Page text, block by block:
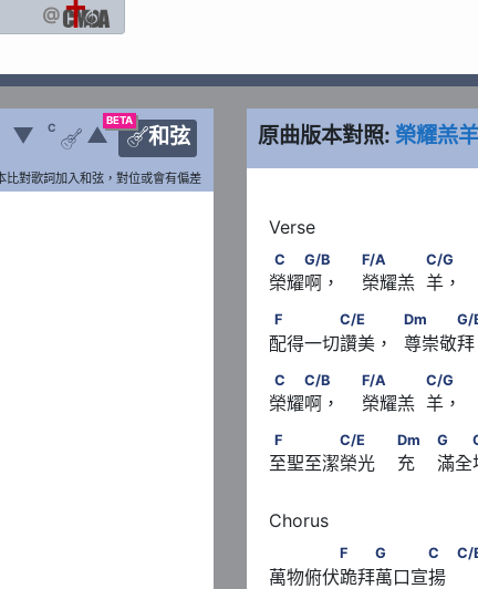
@
BETA
和弦
▼ C
 ▲ 原曲版本對照: 榮耀羔羊
比對歌詞加入和弦，對位或會有偏差
C/G
C/G
G　            C
C　　G/B　
C G/B F/A C/G
榮耀啊，    榮耀羔  羊，
F　　　　C/E　　
F C/E Dm G/
配得一切讚美，  尊崇敬拜
C　　C/B　
C C/B F/A C/G
榮耀啊，    榮耀羔  羊，
F　　　　C/E　　
F C/E Dm G
至聖至潔榮光    充    滿全
F　　G　　　C　
F G C C/
萬物俯伏跪拜萬口宣揚